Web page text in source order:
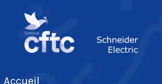
Accueil